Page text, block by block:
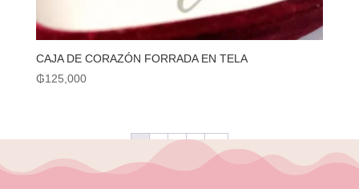
CAJA DE CORAZÓN FORRADA EN TELA
₲125,000
3 →